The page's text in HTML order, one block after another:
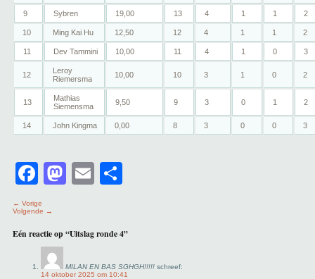
9 Sybren 19,00 13 4 1 1 2
10 Ming Kai Hu 12,50 12 4 1 1 2
11 Dev Tammini 10,00 11 4 1 0 3
12
Leroy
Riemersma
10,00 10 3 1 0 2
13
Mathias
Siemensma
9,50 9 3 0 1 2
14 John Kingma 0,00 8 3 0 0 3
Facebook
Mastodon
Email
← Vorige
Volgende →
Eén reactie op “Uitslag ronde 4”
MILAN EN BAS SGHGH!!!!! schreef:
14 oktober 2025 om 10:41